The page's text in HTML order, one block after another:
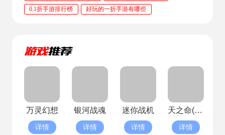
0.1折手游排行榜
好玩的一折手游有哪些
万灵幻想
详情
银河战魂
详情
迷你战机
详情
天之命(已停服)
详情